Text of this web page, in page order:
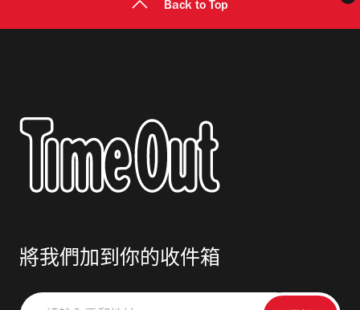
Back to Top
將我們加到你的收件箱
請